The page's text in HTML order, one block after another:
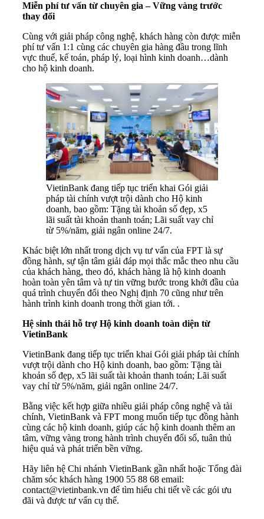
Miễn phí tư vấn từ chuyên gia – Vững vàng trước
thay đổi
Cùng với giải pháp công nghệ, khách hàng còn được miễn
phí tư vấn 1:1 cùng các chuyên gia hàng đầu trong lĩnh
vực thuế, kế toán, pháp lý, loại hình kinh doanh…dành
cho hộ kinh doanh.
VietinBank đang tiếp tục triển khai Gói giải
pháp tài chính vượt trội dành cho Hộ kinh
doanh, bao gồm: Tặng tài khoản số đẹp, x5
lãi suất tài khoản thanh toán; Lãi suất vay chỉ
từ 5%/năm, giải ngân online 24/7.
Khác biệt lớn nhất trong dịch vụ tư vấn của FPT là sự
đồng hành, sự tận tâm giải đáp mọi thắc mắc theo nhu cầu
của khách hàng, theo đó, khách hàng là hộ kinh doanh
hoàn toàn yên tâm và tự tin vững bước trong khởi đầu của
quá trình chuyển đổi theo Nghị định 70 cũng như trên
hành trình kinh doanh trong thời gian tới. .
Hệ sinh thái hỗ trợ Hộ kinh doanh toàn diện từ
VietinBank
VietinBank đang tiếp tục triển khai Gói giải pháp tài chính
vượt trội dành cho Hộ kinh doanh, bao gồm: Tặng tài
khoản số đẹp, x5 lãi suất tài khoản thanh toán; Lãi suất
vay chỉ từ 5%/năm, giải ngân online 24/7.
Bằng việc kết hợp giữa nhiều giải pháp công nghệ và tài
chính, VietinBank và FPT mong muốn tiếp tục đồng hành
cùng các hộ kinh doanh, giúp các hộ kinh doanh thêm an
tâm, vững vàng trong hành trình chuyển đổi số, tuân thủ
hiệu quả và phát triển bền vững.
Hãy liên hệ Chi nhánh VietinBank gần nhất hoặc Tổng đài
chăm sóc khách hàng 1900 55 88 68 email:
contact@vietinbank.vn để tìm hiểu chi tiết về các gói ưu
đãi và được tư vấn cụ thể.